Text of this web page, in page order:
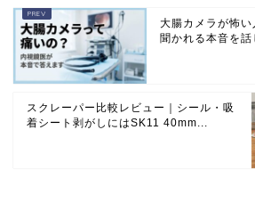
大腸カメラが怖い
聞かれる本音を話
スクレーパー比較レビュー｜シール・吸
着シート剥がしにはSK11 40mm...